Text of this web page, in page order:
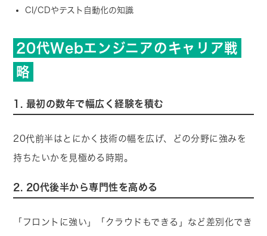
CI/CDやテスト自動化の知識
20代Webエンジニアのキャリア戦
略
1. 最初の数年で幅広く経験を積む
20代前半はとにかく技術の幅を広げ、どの分野に強みを
持ちたいかを見極める時期。
2. 20代後半から専門性を高める
「フロントに強い」「クラウドもできる」など差別化でき